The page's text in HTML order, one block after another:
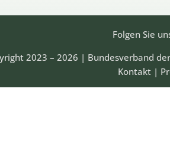
Folgen Sie
2023 – 2026 | Bundesverband
Kontakt |